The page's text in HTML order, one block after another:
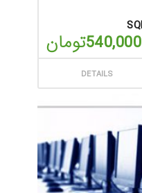
540,000تومان
DETAILS